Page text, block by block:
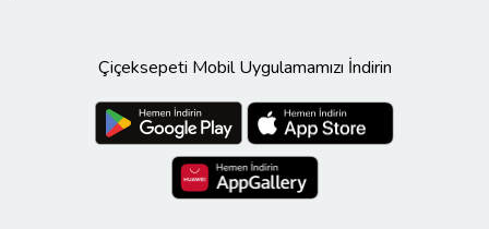
Çiçeksepeti Mobil Uygulamamızı İndirin